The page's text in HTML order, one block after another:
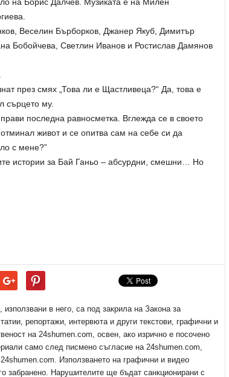
Веселин Бърборков, Джанер Якуб, Димитър
Бобойчева, Светлин Иванов и Ростислав Дамянов
през смях „Това ли е Щастливеца?“ Да, това е
сърцето му.
последна равносметка. Вглежда се в своето
живот и се опитва сам на себе си да
с мене?”
истории за Бай Ганьо – абсурдни, смешни… Но
в него, са под закрила на Закона за
репортажи, интервюта и други текстови, графични и
на 24shumen.com, освен, ако изрично е посочено
само след писмено съгласие на 24shumen.com,
Използването на графични и видео
забранено. Нарушителите ще бъдат санкционирани с